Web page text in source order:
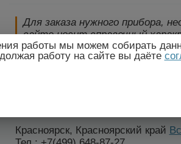
Для заказа нужного прибора,
сайте носит справочный
технические параметры и
уведомления!
2009-2026 ©
Красноярск, Красноярский край
работы мы можем собирать
работу на сайте вы даёте